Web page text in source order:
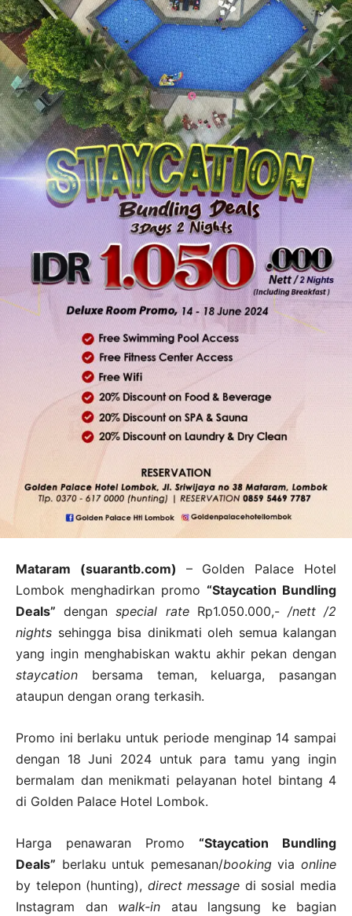
Mataram (suarantb.com) – Golden Palace Hotel
Lombok menghadirkan promo “Staycation Bundling
Deals” denganspecial rate Rp1.050.000,- /nett /2
nights sehingga bisa dinikmati oleh semua kalangan
yang ingin menghabiskan waktu akhir pekan dengan
staycation bersama teman, keluarga, pasangan
ataupun dengan orang terkasih.
Promo ini berlaku untuk periode menginap 14 sampai
dengan 18 Juni 2024 untuk para tamu yang ingin
bermalam dan menikmati pelayanan hotel bintang 4
di Golden Palace Hotel Lombok.
Harga penawaran Promo “Staycation Bundling
Deals” berlaku untuk pemesanan/bookingviaonline
by telepon (hunting), direct message di sosial media
Instagram dan walk-in atau langsung ke bagian